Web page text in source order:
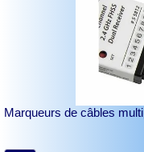
Marqueurs de câbles